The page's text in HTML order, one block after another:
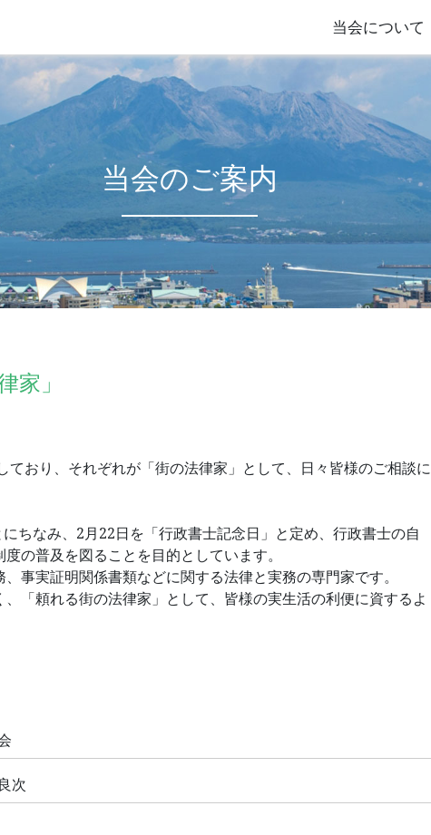
当会について
当会のご案内
家」
おり、それぞれが「街の法律家」として、日々皆様のご相談に
ちなみ、2月22日を「行政書士記念日」と定め、行政書士の自
の普及を図ることを目的としています。
事実証明関係書類などに関する法律と実務の専門家です。
「頼れる街の法律家」として、皆様の実生活の利便に資するよ
次